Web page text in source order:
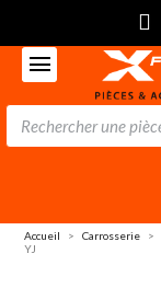
Accueil Carrosserie
YJ